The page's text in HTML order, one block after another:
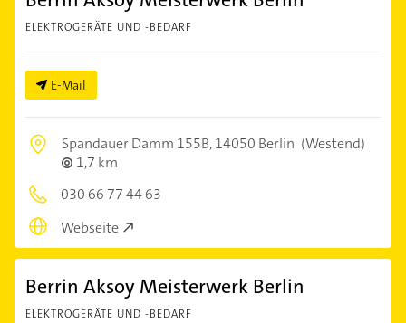
ELEKTROGERÄTE UND -BEDARF
E-Mail
Spandauer Damm 155B,14050 Berlin (Westend)
1,7 km
030 66 77 44 63
Webseite
Berrin Aksoy Meisterwerk Berlin
ELEKTROGERÄTE UND -BEDARF